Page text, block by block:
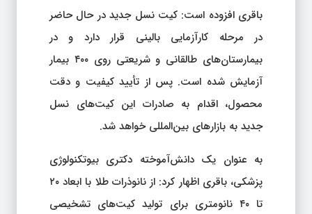
باقری افزوده است: کیت نسل جدید در حال حاضر
در مرحله کارآزمایی بالینی قرار دارد و در
بیمارستان‌های طالقانی و شریعتی روی ۴۰۰ بیمار
آزمایش شده است. پس از تأیید کیفیت و دقت
محصول، اقدام به صادرات این کیت‌های نسل
جدید به بازارهای بین‌المللی خواهد شد.
به عنوان یک دانش‌آموخته دکتری بیوتکنولوژی
پزشکی، باقری اظهار کرد: از نانوذرات طلا با ابعاد ۲۰
تا ۴۰ نانومتری برای تولید کیت‌های تشخیصی